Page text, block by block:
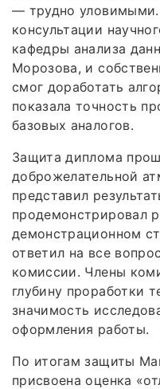
— трудно уловимыми.
консультации
кафедры анализа
Морозова, и
смог доработать
показала точность
базовых аналогов.
Защита диплома
доброжелательной
представил
продемонстрировал
демонстрационном
ответил на все
комиссии. Члены
глубину проработки
значимость
оформления работы.
По итогам защиты
присвоена оценка